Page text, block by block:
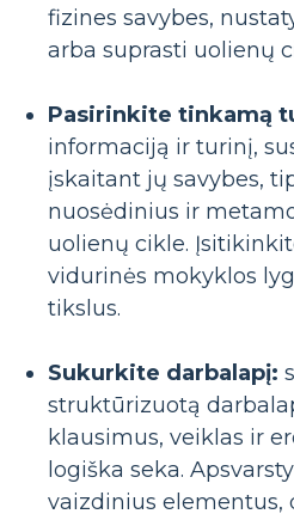
fizines savybes,
arba suprasti uolienų
Pasirinkite tinkamą
informaciją ir turinį,
įskaitant jų savybes,
nuosėdinius ir
uolienų cikle.
vidurinės mokyklos
tikslus.
Sukurkite darbalapį:
struktūrizuotą
klausimus, veiklas ir
logiška seka.
vaizdinius elementus,